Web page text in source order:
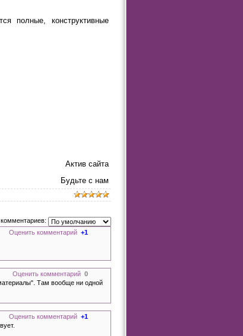
полные, конструктивные
Актив сайта
Будьте с нам
Оценить комментарий +1
Оценить комментарий 0
Там вообще ни одной
Оценить комментарий +1